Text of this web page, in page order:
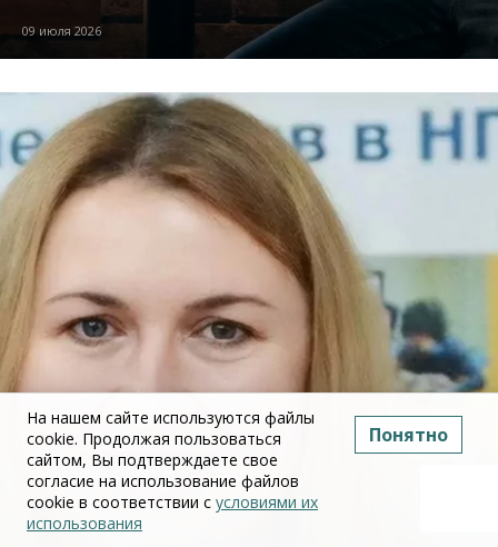
09 июля 2026
На нашем сайте используются файлы
cookie. Продолжая пользоваться
сайтом, Вы подтверждаете свое
согласие на использование файлов
cookie в соответствии с условиями их
использования
Понятно